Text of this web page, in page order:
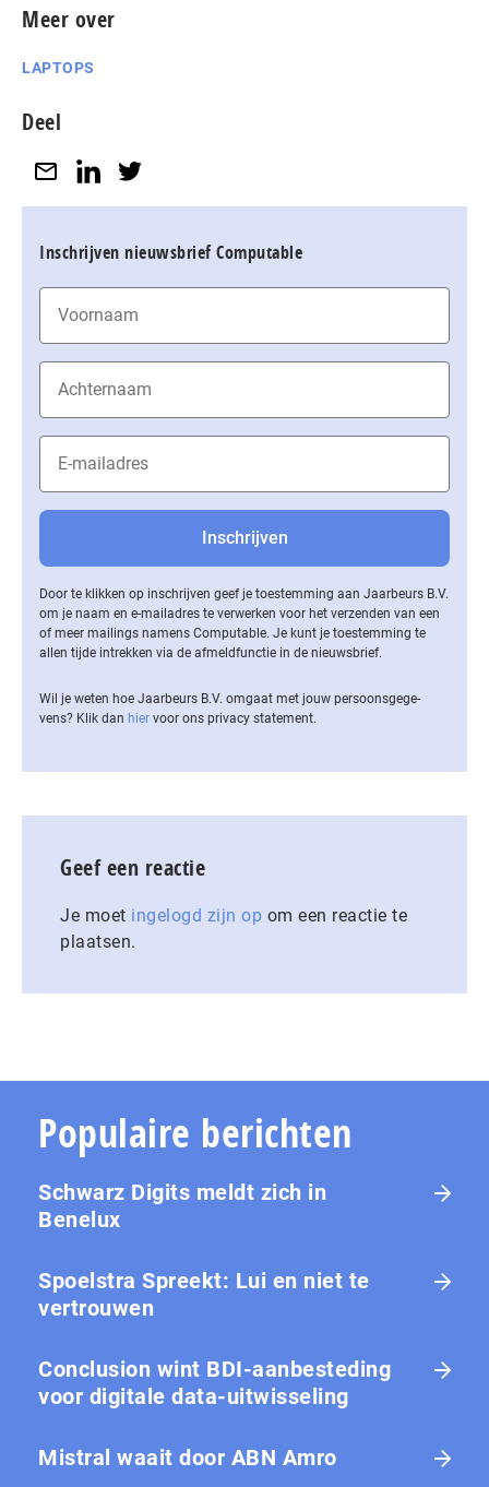
Meer over
LAPTOPS
Deel
Inschrijven nieuwsbrief Computable
Door te klikken op inschrijven geef je toestemming aan Jaarbeurs B.V.
om je naam en e-mailadres te verwerken voor het verzenden van een
of meer mailings namens Computable. Je kunt je toestemming te
allen tijde intrekken via de af­meld­func­tie in de nieuwsbrief.
Wil je weten hoe Jaarbeurs B.V. omgaat met jouw per­soons­ge­ge­
vens? Klik dan hier voor ons privacy statement.
Geef een reactie
Je moet ingelogd zijn op om een reactie te
plaatsen.
Populaire berichten
Schwarz Digits meldt zich in
Benelux
Spoelstra Spreekt: Lui en niet te
vertrouwen
Conclusion wint BDI-aanbesteding
voor digitale data-uitwisseling
Mistral waait door ABN Amro